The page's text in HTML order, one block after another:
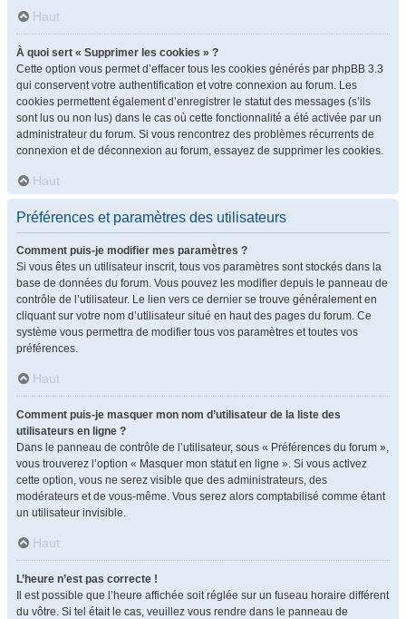
Haut
À quoi sert « Supprimer les cookies » ?
Cette option vous permet d’effacer tous les cookies générés par phpBB 3.3
qui conservent votre authentification et votre connexion au forum. Les
cookies permettent également d’enregistrer le statut des messages (s’ils
sont lus ou non lus) dans le cas où cette fonctionnalité a été activée par un
administrateur du forum. Si vous rencontrez des problèmes récurrents de
connexion et de déconnexion au forum, essayez de supprimer les cookies.
Haut
Préférences et paramètres des utilisateurs
Comment puis-je modifier mes paramètres ?
Si vous êtes un utilisateur inscrit, tous vos paramètres sont stockés dans la
base de données du forum. Vous pouvez les modifier depuis le panneau de
contrôle de l’utilisateur. Le lien vers ce dernier se trouve généralement en
cliquant sur votre nom d’utilisateur situé en haut des pages du forum. Ce
système vous permettra de modifier tous vos paramètres et toutes vos
préférences.
Haut
Comment puis-je masquer mon nom d’utilisateur de la liste des
utilisateurs en ligne ?
Dans le panneau de contrôle de l’utilisateur, sous « Préférences du forum »,
vous trouverez l’option « Masquer mon statut en ligne ». Si vous activez
cette option, vous ne serez visible que des administrateurs, des
modérateurs et de vous-même. Vous serez alors comptabilisé comme étant
un utilisateur invisible.
Haut
L’heure n’est pas correcte !
Il est possible que l’heure affichée soit réglée sur un fuseau horaire différent
du vôtre. Si tel était le cas, veuillez vous rendre dans le panneau de